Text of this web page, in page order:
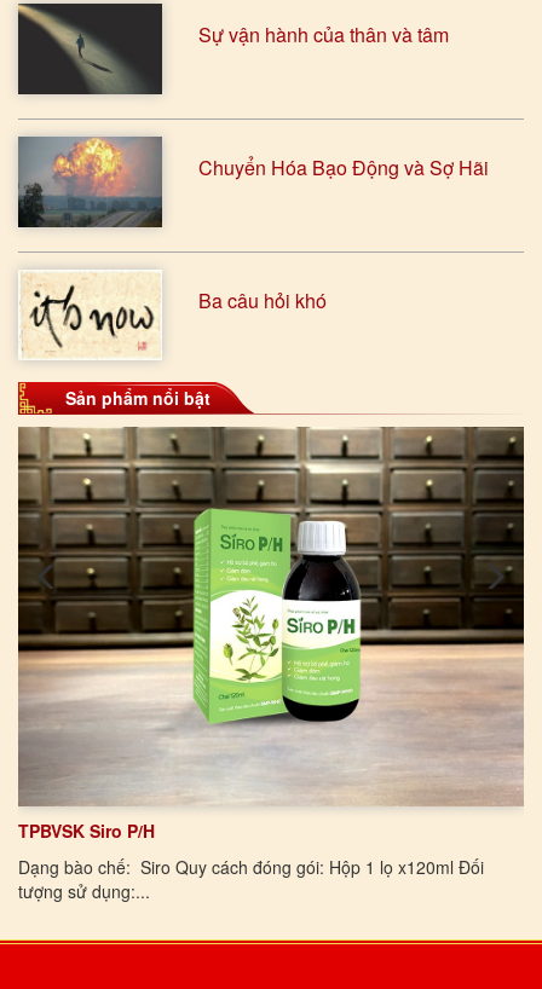
Sự vận hành của thân và tâm
Chuyển Hóa Bạo Động và Sợ Hãi
Ba câu hỏi khó
Sản phẩm nổi bật
TPBVSK Siro P/H
Dạng bào chế: Siro Quy cách đóng gói: Hộp 1 lọ x120ml Đối
tượng sử dụng:...